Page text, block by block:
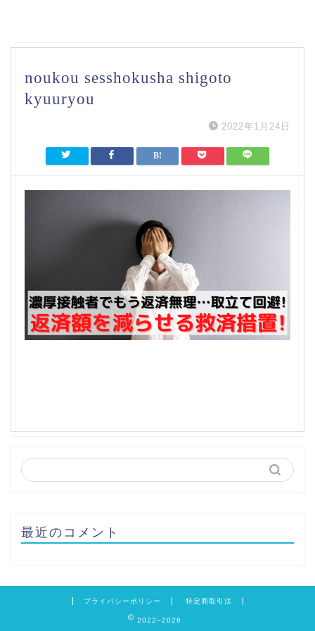
noukou sesshokusha shigoto
kyuuryou
2022年1月24日
最近のコメント
プライバシーポリシー 特定商取引法
2022–2026